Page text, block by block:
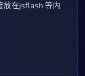
放在jsflash 等内